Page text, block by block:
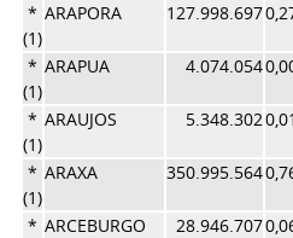
*
(1)
ARAPORA 127.998.697
*
(1)
ARAPUA 4.074.054
*
(1)
ARAUJOS 5.348.302
*
(1)
ARAXA 350.995.564
* ARCEBURGO 28.946.707